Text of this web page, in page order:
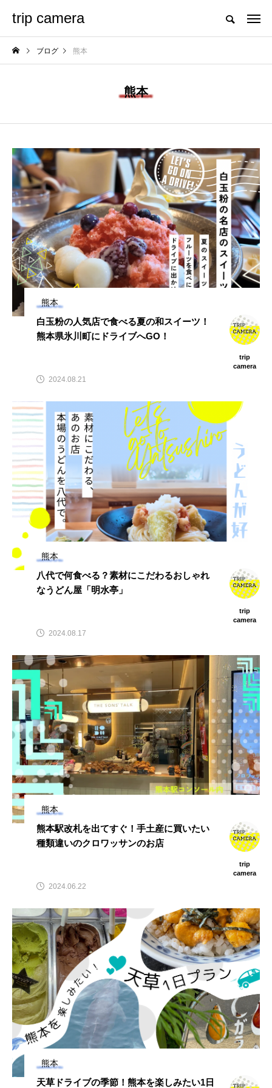
trip camera
ブログ 熊本
熊本
熊本
白玉粉の人気店で食べる夏の和スイーツ！
熊本県氷川町にドライブへGO！
trip
camera
2024.08.21
熊本
八代で何食べる？素材にこだわるおしゃれ
なうどん屋「明水亭」
trip
camera
2024.08.17
熊本
熊本駅改札を出てすぐ！手土産に買いたい
種類違いのクロワッサンのお店
trip
camera
2024.06.22
熊本
天草ドライブの季節！熊本を楽しみたい1日